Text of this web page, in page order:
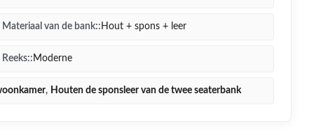
Materiaal van de bank:: Hout + spons + leer
Reeks:: Moderne
, Houten de sponsleer van de twee seaterbank